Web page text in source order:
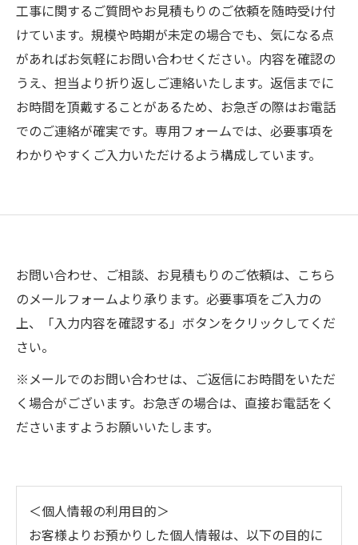
工事に関するご質問やお見積もりのご依頼を随時受け付
けています。規模や時期が未定の場合でも、気になる点
があればお気軽にお問い合わせください。内容を確認の
うえ、担当より折り返しご連絡いたします。返信までに
お時間を頂戴することがあるため、お急ぎの際はお電話
でのご連絡が確実です。専用フォームでは、必要事項を
わかりやすくご入力いただけるよう構成しています。
お問い合わせ、ご相談、お見積もりのご依頼は、こちら
のメールフォームより承ります。必要事項をご入力の
上、「入力内容を確認する」ボタンをクリックしてくだ
さい。
※メールでのお問い合わせは、ご返信にお時間をいただ
く場合がございます。お急ぎの場合は、直接お電話をく
ださいますようお願いいたします。
＜個人情報の利用目的＞
お客様よりお預かりした個人情報は、以下の目的に